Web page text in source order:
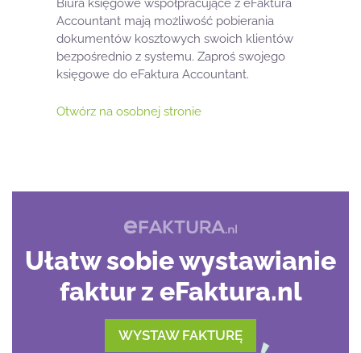
Biura księgowe współpracujące z eFaktura
Accountant mają możliwość pobierania
dokumentów kosztowych swoich klientów
bezpośrednio z systemu. Zaproś swojego
księgowe do eFaktura Accountant.
Otwórz na osobnej stronie
Ułatw sobie wystawianie
faktur z eFaktura.nl
WYSTAW FAKTURĘ